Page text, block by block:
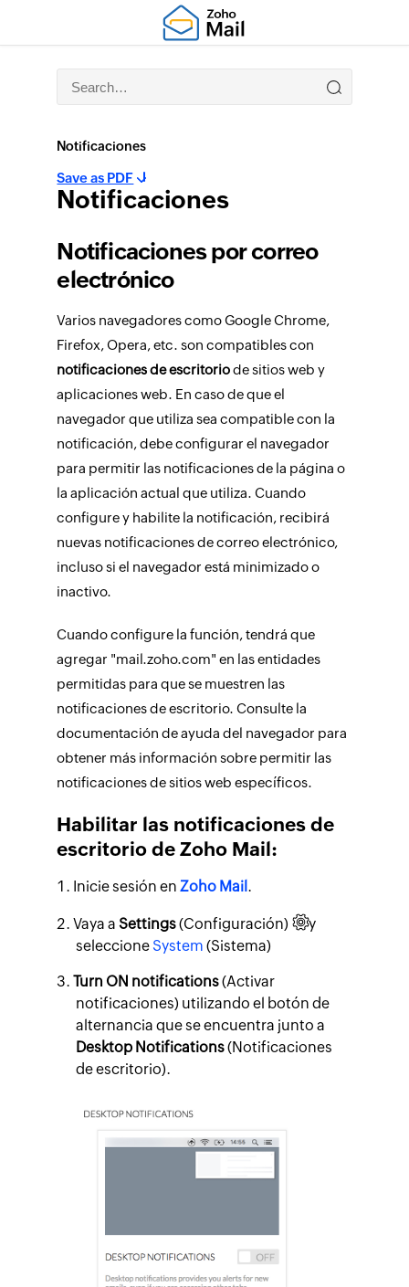
Notificaciones
Notificaciones
Save as PDF
Notificaciones por correo
electrónico
Varios navegadores como Google Chrome,
Firefox, Opera, etc. son compatibles con
notificaciones de escritoriode sitios web y
aplicaciones web. En caso de que el
navegador que utiliza sea compatible con la
notificación, debe configurar el navegador
para permitir las notificaciones de la página o
la aplicación actual que utiliza. Cuando
configure y habilite la notificación, recibirá
nuevas notificaciones de correo electrónico,
incluso si el navegador está minimizado o
inactivo.
Cuando configure la función, tendrá que
agregar "mail.zoho.com" en las entidades
permitidas para que se muestren las
notificaciones de escritorio. Consulte la
documentación de ayuda del navegador para
obtener más información sobre permitir las
notificaciones de sitios web específicos.
Habilitar las notificaciones de
escritorio de Zoho Mail:
Inicie sesión enZoho Mail.
Vaya aSettings(Configuración)
y
seleccione System (Sistema)
Turn ON notifications(Activar
notificaciones) utilizando el botón de
alternancia que se encuentra junto a
Desktop Notifications(Notificaciones
de escritorio).